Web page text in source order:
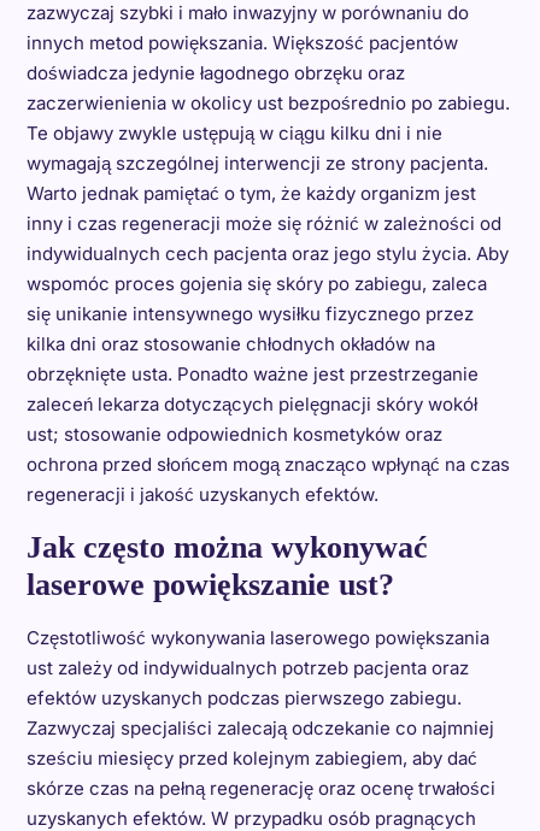
zazwyczaj szybki i mało inwazyjny w porównaniu do
innych metod powiększania. Większość pacjentów
doświadcza jedynie łagodnego obrzęku oraz
zaczerwienienia w okolicy ust bezpośrednio po zabiegu.
Te objawy zwykle ustępują w ciągu kilku dni i nie
wymagają szczególnej interwencji ze strony pacjenta.
Warto jednak pamiętać o tym, że każdy organizm jest
inny i czas regeneracji może się różnić w zależności od
indywidualnych cech pacjenta oraz jego stylu życia. Aby
wspomóc proces gojenia się skóry po zabiegu, zaleca
się unikanie intensywnego wysiłku fizycznego przez
kilka dni oraz stosowanie chłodnych okładów na
obrzęknięte usta. Ponadto ważne jest przestrzeganie
zaleceń lekarza dotyczących pielęgnacji skóry wokół
ust; stosowanie odpowiednich kosmetyków oraz
ochrona przed słońcem mogą znacząco wpłynąć na czas
regeneracji i jakość uzyskanych efektów.
Jak często można wykonywać
laserowe powiększanie ust?
Częstotliwość wykonywania laserowego powiększania
ust zależy od indywidualnych potrzeb pacjenta oraz
efektów uzyskanych podczas pierwszego zabiegu.
Zazwyczaj specjaliści zalecają odczekanie co najmniej
sześciu miesięcy przed kolejnym zabiegiem, aby dać
skórze czas na pełną regenerację oraz ocenę trwałości
uzyskanych efektów. W przypadku osób pragnących